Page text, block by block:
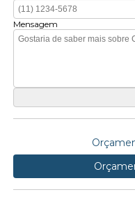
Mensagem